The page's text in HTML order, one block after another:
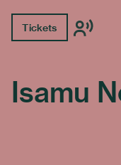
Tickets
Isamu